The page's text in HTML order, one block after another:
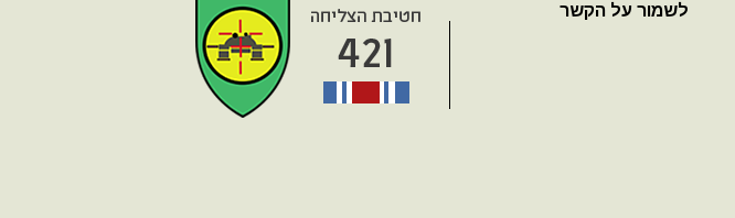
לשמור על הקשר